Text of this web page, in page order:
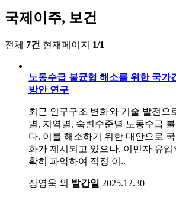
국제이주, 보건
전체 7건 현재페이지 1/1
노동수급 불균형 해소를 위한 국가
방안 연구
최근 인구구조 변화와 기술 발전으
별, 지역별, 숙련수준별 노동수급
다. 이를 해소하기 위한 대안으로
화가 제시되고 있으나, 이민자 유입
확히 파악하여 적정 이..
장영욱 외 발간일 2025.12.30